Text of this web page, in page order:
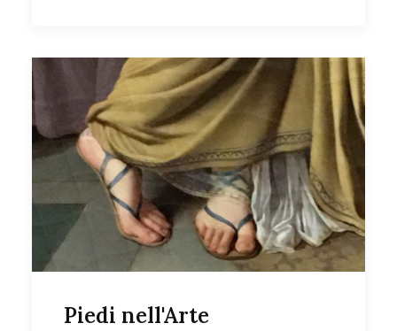
Piedi nell'Arte